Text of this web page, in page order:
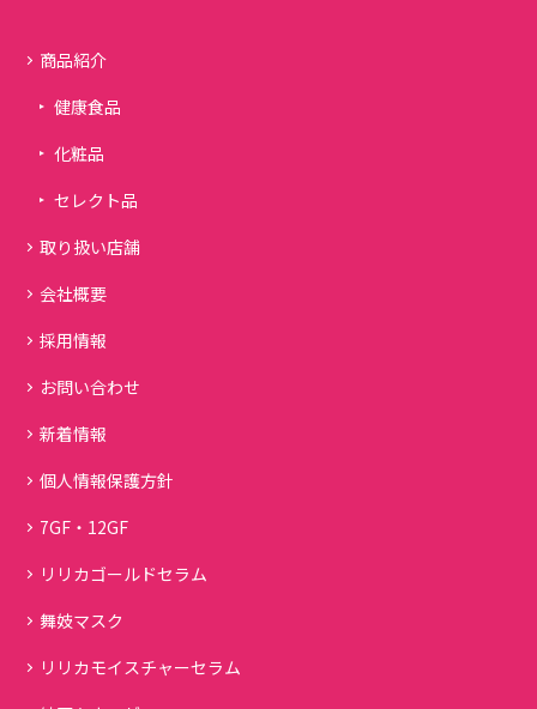
商品紹介
健康食品
化粧品
セレクト品
取り扱い店舗
会社概要
採用情報
お問い合わせ
新着情報
個人情報保護方針
7GF・12GF
リリカゴールドセラム
舞妓マスク
リリカモイスチャーセラム